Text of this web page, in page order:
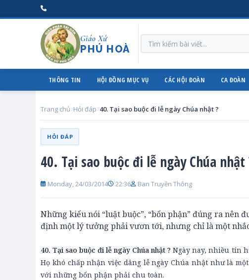
Giáo Xứ
PHÚ HOÀ
THÔNG TIN HỘI ĐỒNG MỤC VỤ CÁC HỘI ĐOÀN CA ĐOÀN
Trang chủ Hỏi đáp 40. Tại sao buộc đi lễ ngày Chúa nhật ?
HỎI ĐÁP
40. Tại sao buộc đi lễ ngày Chúa nhật
Monday, 24/03/2014 22:36 Ban Truyền Thông
Những kiểu nói “luật buộc”, “bổn phận” đúng ra nên
định một lý tưởng phải vươn tới, nhưng chỉ là một
40. Tại sao buộc đi lễ ngày Chúa nhật ? Ngày nay, nhiều tín
Họ khó chấp nhận việc dâng lễ ngày Chúa nhật như là
với những bổn phận phải chu toàn.